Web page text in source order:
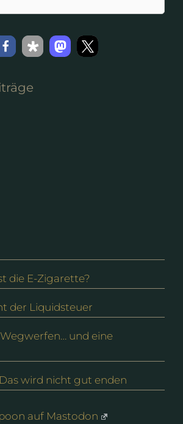
die E-Zigarette?
der Liquidsteuer
und eine
wird nicht gut enden
auf Mastodon